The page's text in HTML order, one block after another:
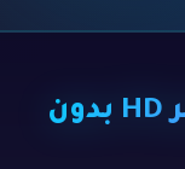
مباريات اليوم بث مباشر HD بدون